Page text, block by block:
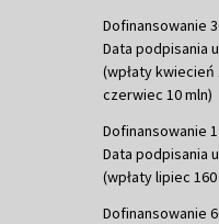
Dofinansowanie
Data podpisania
(wpłaty kwiecień
czerwiec 10 mln)
Dofinansowanie
Data podpisania
(wpłaty lipiec
Dofinansowanie